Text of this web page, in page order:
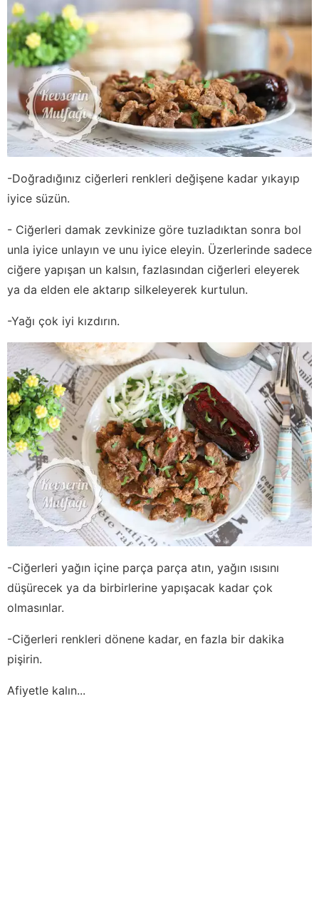
-Doğradığınız ciğerleri renkleri değişene kadar yıkayıp
iyice süzün.
- Ciğerleri damak zevkinize göre tuzladıktan sonra bol
unla iyice unlayın ve unu iyice eleyin. Üzerlerinde sadece
ciğere yapışan un kalsın, fazlasından ciğerleri eleyerek
ya da elden ele aktarıp silkeleyerek kurtulun.
-Yağı çok iyi kızdırın.
-Ciğerleri yağın içine parça parça atın, yağın ısısını
düşürecek ya da birbirlerine yapışacak kadar çok
olmasınlar.
-Ciğerleri renkleri dönene kadar, en fazla bir dakika
pişirin.
Afiyetle kalın...